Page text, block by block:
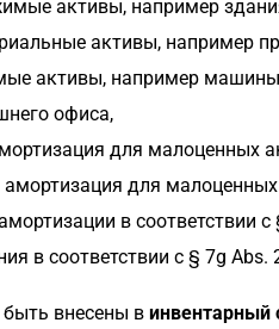
активы, например
активы, например
активы, например машины
офиса,
для малоценных
для
в соответствии с
в соответствии с § 7g Abs.
внесены в инвентарный